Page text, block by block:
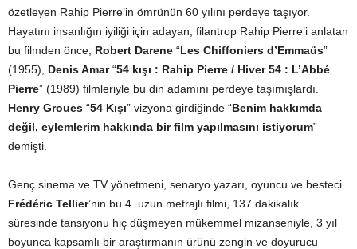
özetleyen Rahip Pierre’in ömrünün 60 yılını perdeye taşıyor.
Hayatını insanlığın iyiliği için adayan, filantrop Rahip Pierre’i anlatan
bu filmden önce, Robert Darene “Les Chiffoniers d’Emmaüs”
(1955), Denis Amar“54 kışı : Rahip Pierre / Hiver 54 : L’Abbé
Pierre” (1989) filmleriyle bu din adamını perdeye taşımışlardı.
Henry Groues “54 Kışı” vizyona girdiğinde “Benim hakkımda
değil, eylemlerim hakkında bir film yapılmasını istiyorum”
demişti.
Genç sinema ve TV yönetmeni, senaryo yazarı, oyuncu ve besteci
Frédéric Tellier’nin bu 4. uzun metrajlı filmi, 137 dakikalık
süresinde tansiyonu hiç düşmeyen mükemmel mizanseniyle, 3 yıl
boyunca kapsamlı bir araştırmanın ürünü zengin ve doyurucu